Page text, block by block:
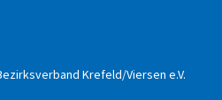
Krefeld/Viersen e.V.